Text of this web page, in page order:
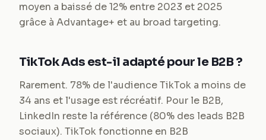
moyen a baissé de 12% entre 2023 et 2025
grâce à Advantage+ et au broad targeting.
TikTok Ads est-il adapté pour le B2B ?
Rarement. 78% de l'audience TikTok a moins de
34 ans et l'usage est récréatif. Pour le B2B,
LinkedIn reste la référence (80% des leads B2B
sociaux). TikTok fonctionne en B2B